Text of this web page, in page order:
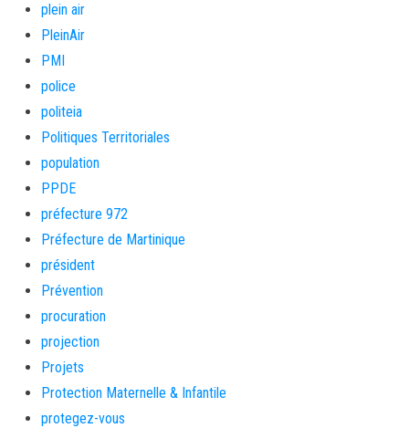
plein air
PleinAir
PMI
police
politeia
Politiques Territoriales
population
PPDE
préfecture 972
Préfecture de Martinique
président
Prévention
procuration
projection
Projets
Protection Maternelle & Infantile
protegez-vous